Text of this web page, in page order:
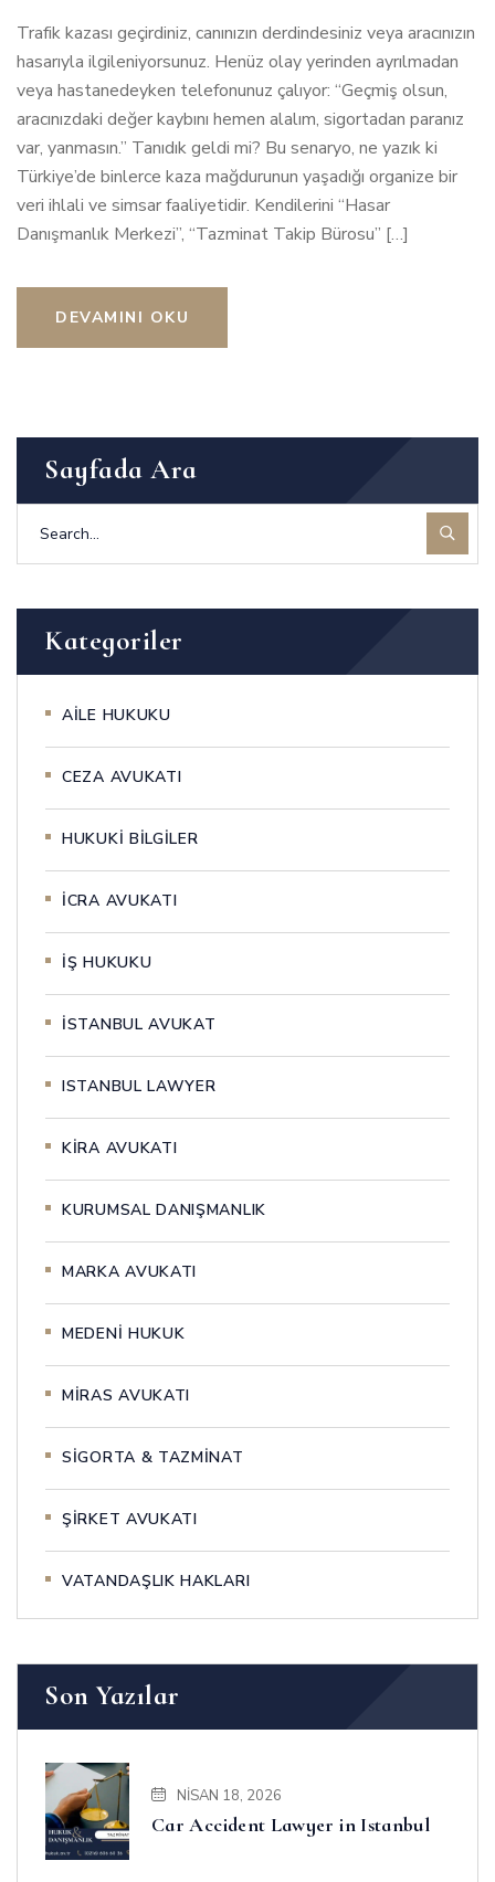
Trafik kazası geçirdiniz, canınızın derdindesiniz veya aracınızın
hasarıyla ilgileniyorsunuz. Henüz olay yerinden ayrılmadan
veya hastanedeyken telefonunuz çalıyor: “Geçmiş olsun,
aracınızdaki değer kaybını hemen alalım, sigortadan paranız
var, yanmasın.” Tanıdık geldi mi? Bu senaryo, ne yazık ki
Türkiye’de binlerce kaza mağdurunun yaşadığı organize bir
veri ihlali ve simsar faaliyetidir. Kendilerini “Hasar
Danışmanlık Merkezi”, “Tazminat Takip Bürosu” […]
DEVAMINI OKU
Sayfada Ara
Kategoriler
AİLE HUKUKU
CEZA AVUKATI
HUKUKİ BİLGİLER
İCRA AVUKATI
İŞ HUKUKU
İSTANBUL AVUKAT
ISTANBUL LAWYER
KİRA AVUKATI
KURUMSAL DANIŞMANLIK
MARKA AVUKATI
MEDENİ HUKUK
MİRAS AVUKATI
SİGORTA & TAZMİNAT
ŞİRKET AVUKATI
VATANDAŞLIK HAKLARI
Son Yazılar
NISAN 18, 2026
Car Accident Lawyer in Istanbul